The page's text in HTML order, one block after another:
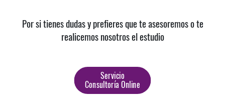
Por si tienes dudas y prefieres que te asesoremos o te
realicemos nosotros el estudio
Servicio
Consultoría Online